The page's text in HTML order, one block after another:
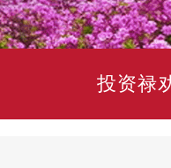
投资禄